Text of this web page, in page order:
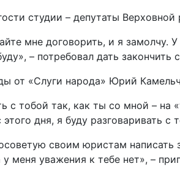
студии – депутаты
мне договорить, и я замолчу.
– потребовал дать
от «Слуги народа» Юрий
с тобой так, как ты со мной –
этого дня, я буду разговаривать
своим юристам
меня уважения к тебе нет», –